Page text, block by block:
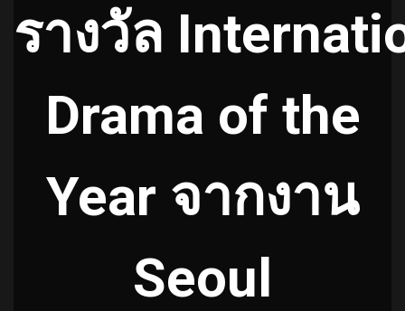
รางวัล
Drama of the
Year จากงาน
Seoul